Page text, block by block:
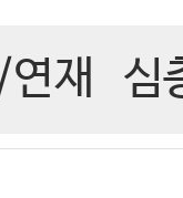
재 심